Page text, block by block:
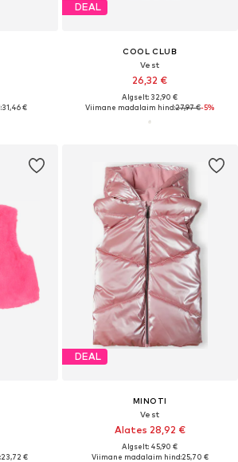
31,46 €
DEAL
COOL CLUB
Vest
26,32 €
Algselt: 32,90 €
Viimane madalaim hind:27,97 €-5%
23,72 €
DEAL
MINOTI
Vest
Alates 28,92 €
Algselt: 45,90 €
Viimane madalaim hind:25,70 €